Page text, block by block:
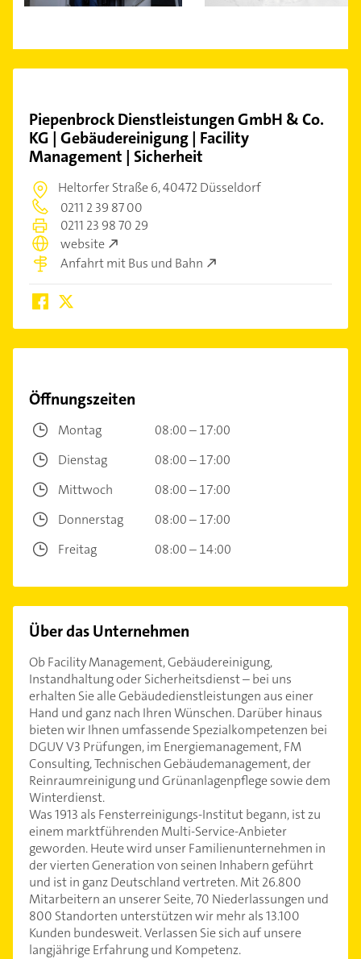
Piepenbrock Dienstleistungen GmbH & Co.
KG | Gebäudereinigung | Facility
Management | Sicherheit
Heltorfer Straße 6,40472 Düsseldorf
0211 2 39 87 00
0211 23 98 70 29
website
Anfahrt mit Bus und Bahn
Öffnungszeiten
Montag
08:00 – 17:00
Dienstag
08:00 – 17:00
Mittwoch
08:00 – 17:00
Donnerstag
08:00 – 17:00
Freitag
08:00 – 14:00
Über das Unternehmen
Ob Facility Management, Gebäudereinigung,
Instandhaltung oder Sicherheitsdienst – bei uns
erhalten Sie alle Gebäudedienstleistungen aus einer
Hand und ganz nach Ihren Wünschen. Darüber hinaus
bieten wir Ihnen umfassende Spezialkompetenzen bei
DGUV V3 Prüfungen, im Energiemanagement, FM
Consulting, Technischen Gebäudemanagement, der
Reinraumreinigung und Grünanlagenpflege sowie dem
Winterdienst.
Was 1913 als Fensterreinigungs-Institut begann, ist zu
einem marktführenden Multi-Service-Anbieter
geworden. Heute wird unser Familienunternehmen in
der vierten Generation von seinen Inhabern geführt
und ist in ganz Deutschland vertreten. Mit 26.800
Mitarbeitern an unserer Seite, 70 Niederlassungen und
800 Standorten unterstützen wir mehr als 13.100
Kunden bundesweit. Verlassen Sie sich auf unsere
langjährige Erfahrung und Kompetenz.